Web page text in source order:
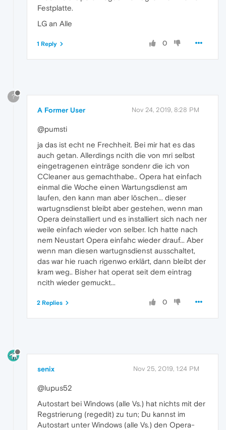
Festplatte.
LG an Alle
0
1 Reply
?
A Former User Nov 24, 2019, 8:28 PM
@pumsti
ja das ist echt ne Frechheit. Bei mir hat es das
auch getan. Allerdings ncith die von mri selbst
eingetragenen einträge sondenr die ich von
CCleaner aus gemachthabe.. Opera hat einfach
einmal die Woche einen Wartungsdienst am
laufen, den kann man aber löschen... dieser
wartugnsdienst bleibt aber gestehen, wenn man
Opera deinstalliert und es installiert sich nach ner
weile einfach wieder von selber. Ich hatte nach
nem Neustart Opera einfahc wieder drauf... Aber
wenn man diesen wartugnsdienst ausschaltet,
das war hie ruach rigenwo erklärt, dann bleibt der
kram weg.. Bisher hat operat seit dem eintrag
ncith wieder gemuckt...
0
2 Replies
senix Nov 25, 2019, 1:24 PM
@lupus52
Autostart bei Windows (alle Vs.) hat nichts mit der
Regstrierung (regedit) zu tun; Du kannst im
Autostart unter Windows (alle Vs.) den Opera-